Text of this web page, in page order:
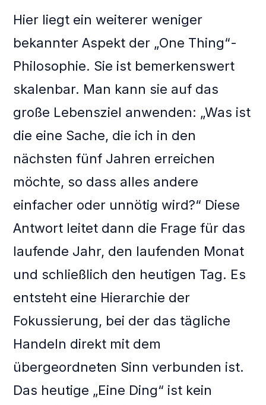
Hier liegt ein weiterer weniger
bekannter Aspekt der „One Thing“-
Philosophie. Sie ist bemerkenswert
skalenbar. Man kann sie auf das
große Lebensziel anwenden: „Was ist
die eine Sache, die ich in den
nächsten fünf Jahren erreichen
möchte, so dass alles andere
einfacher oder unnötig wird?“ Diese
Antwort leitet dann die Frage für das
laufende Jahr, den laufenden Monat
und schließlich den heutigen Tag. Es
entsteht eine Hierarchie der
Fokussierung, bei der das tägliche
Handeln direkt mit dem
übergeordneten Sinn verbunden ist.
Das heutige „Eine Ding“ ist kein